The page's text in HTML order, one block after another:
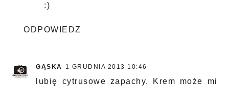
:)
ODPOWIEDZ
GĄSKA 1 GRUDNIA 2013 10:46
lubię cytrusowe zapachy. Krem może mi